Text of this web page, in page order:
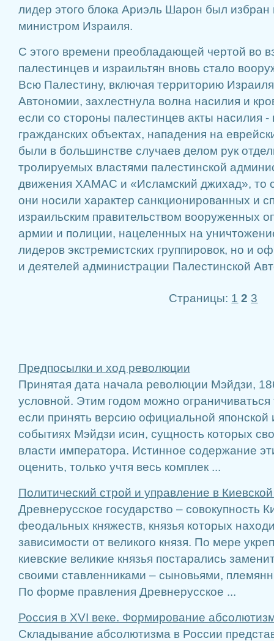
лидер этого блока Ариэль Шарон был
министром Израиля.
С этого времени преобладаю­щей чертой во
палестинцев и израильтян вновь стало
Всю Палестину, включая территорию
Автономии, за­хлестнула волна насилия и
если со стороны палестинцев акты наси­лия
гражданских объектах, нападения на
были в большинстве случа­ев делом рук
тролируемых властями палес­тинской
движения ХАМАС и «Исламский джихад», то
они носили характер санкционированных и
израильским правительством вооруженных
армии и полиции, нацеленных на
лидеров экстремистских груп­пировок, но и
и деятелей админист­рации Палестинской
Страницы: 1 2 3
Предпосылки и ход революции
Принятая дата начала революции Мэйдзи,
условной. Этим годом можно ограничиваться
если принять версию официальной японской
событиях Мэйдзи исин, сущность которых
власти императора. Истинное содержание
оценить, только учтя весь комплек ...
Политический строй и управление в
Древнерусское государство – совокупность
феодальных княжеств, князья которых
зависимости от великого князя. По мере
киевские великие князья постарались
своими ставленниками – сыновьями,
По форме правления Древнерусское ...
Россия в XVI веке. Формирование
Складывание абсолютизма в России